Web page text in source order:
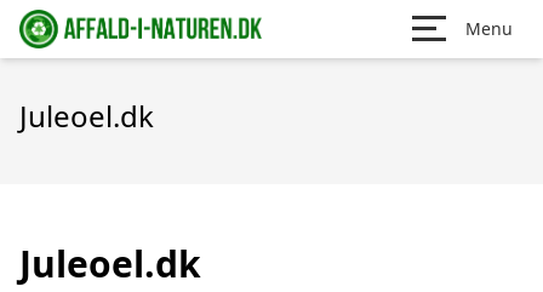
Menu
Juleoel.dk
Juleoel.dk